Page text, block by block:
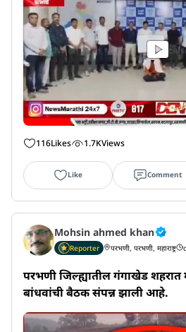
116Likes 1.7KViews
Like Comment
Mohsin ahmed khan
Reporter परभणी, परभणी, महाराष्ट्र
परभणी जिल्ह्यातील गंगाखेड
बांधवांची बैठक संपन्न झाली आहे.